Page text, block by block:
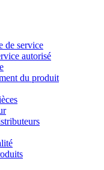
de service
autorisé
du produit